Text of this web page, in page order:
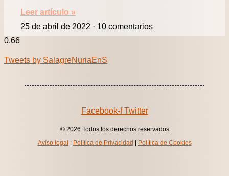
Leer artículo »
25 de abril de 2022
10 comentarios
Tweets by SalagreNuriaEnS
Facebook-f Twitter
© 2026 Todos los derechos reservados
Aviso legal
Política de Privacidad Política de Cookies